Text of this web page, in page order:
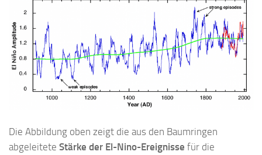
Die Abbildung oben zeigt die aus den Baumringen
abgeleitete Stärke der El-Nino-Ereignisse für die